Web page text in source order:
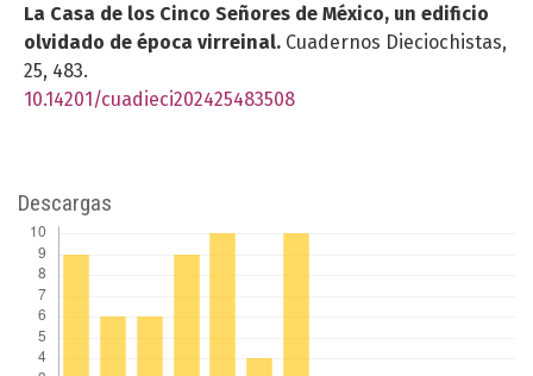
La Casa de los Cinco Señores de México, un edificio
olvidado de época virreinal. Cuadernos Dieciochistas,
25, 483.
10.14201/cuadieci202425483508
Descargas